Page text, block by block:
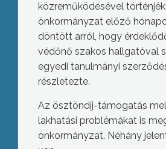
közreműködésével
önkormányzat előző
döntött arról, hogy
védőnő szakos hallgatóval
egyedi tanulmányi
részletezte.
Az ösztöndíj-támogatás
lakhatási problémákat is
önkormányzat. Néhány